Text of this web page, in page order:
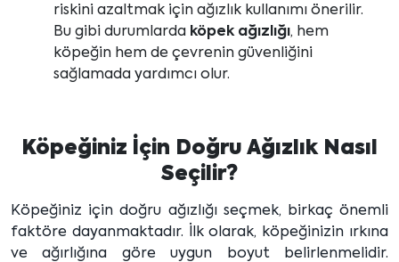
riskini azaltmak için ağızlık kullanımı önerilir.
Bu gibi durumlarda köpek ağızlığı, hem
köpeğin hem de çevrenin güvenliğini
sağlamada yardımcı olur.
Köpeğiniz İçin Doğru Ağızlık Nasıl
Seçilir?
Köpeğiniz için doğru ağızlığı seçmek, birkaç önemli
faktöre dayanmaktadır. İlk olarak, köpeğinizin ırkına
ve ağırlığına göre uygun boyut belirlenmelidir.